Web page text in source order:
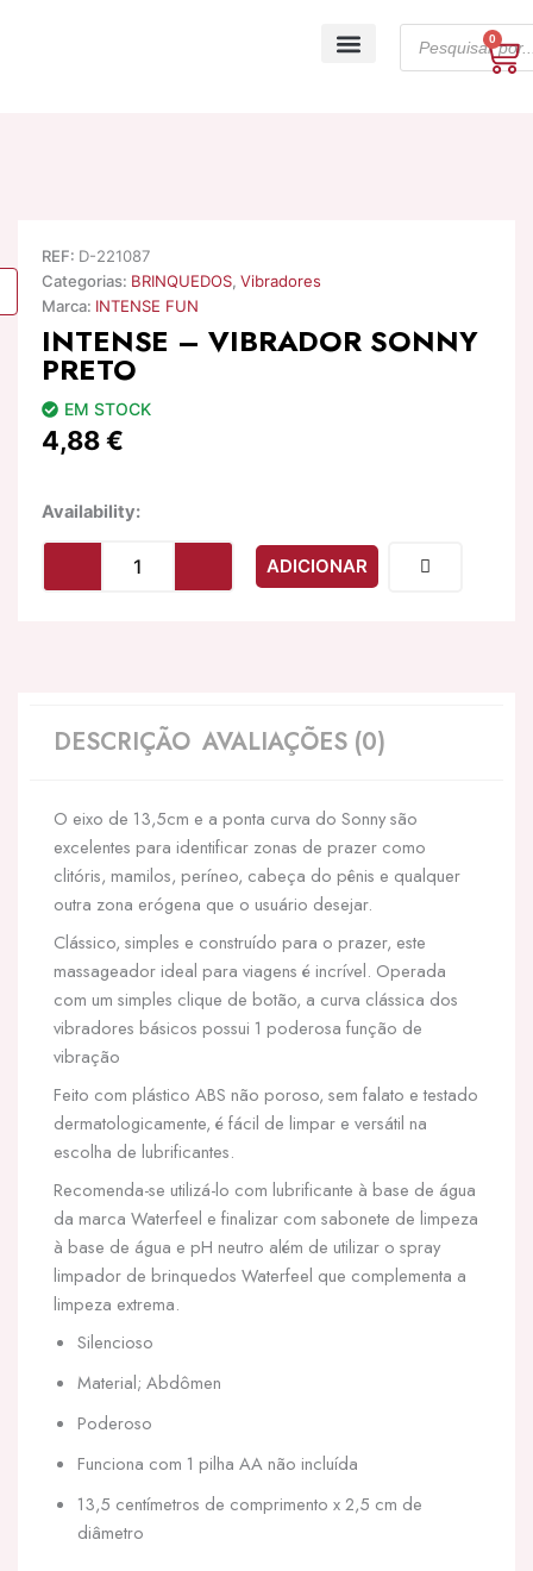
search
0
REF: D-221087
Categorias: BRINQUEDOS, Vibradores
Marca: INTENSE FUN
INTENSE – VIBRADOR SONNY
PRETO
EM STOCK
4,88€
Availability:Quantidade
INTENSE
ADICIONAR
DESCRIÇÃO AVALIAÇÕES (0)
O eixo de 13,5cm e a ponta curva do Sonny são
excelentes para identificar zonas de prazer como
clitóris, mamilos, períneo, cabeça do pênis e qualquer
outra zona erógena que o usuário desejar.
Clássico, simples e construído para o prazer, este
massageador ideal para viagens é incrível. Operada
com um simples clique de botão, a curva clássica dos
vibradores básicos possui 1 poderosa função de
vibração
Feito com plástico ABS não poroso, sem falato e testado
dermatologicamente, é fácil de limpar e versátil na
escolha de lubrificantes.
Recomenda-se utilizá-lo com lubrificante à base de água
da marca Waterfeel e finalizar com sabonete de limpeza
à base de água e pH neutro além de utilizar o spray
limpador de brinquedos Waterfeel que complementa a
limpeza extrema.
Silencioso
Material; Abdômen
Poderoso
Funciona com 1 pilha AA não incluída
13,5 centímetros de comprimento x 2,5 cm de
diâmetro